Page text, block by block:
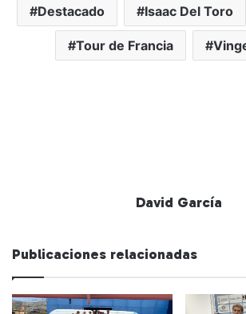
Destacado Isaac Del Toro
Tour de Francia
David García
Publicaciones relacionadas